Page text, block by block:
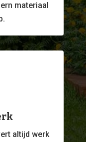
materiaal
altijd werk